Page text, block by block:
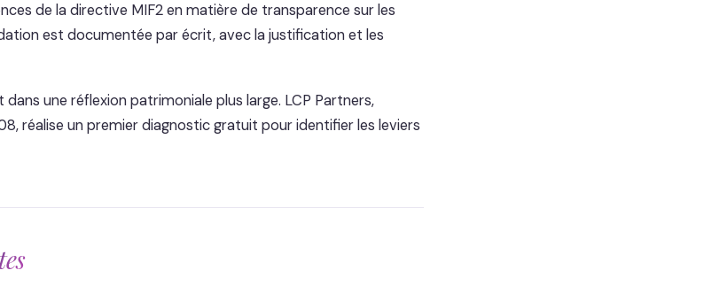
de la directive MIF2 en matière de transparence sur les
est documentée par écrit, avec la justification et les
une réflexion patrimoniale plus large. LCP Partners,
réalise un premier diagnostic gratuit pour identifier les leviers